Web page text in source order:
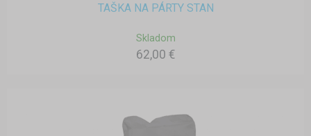
TAŠKA NA PÁRTY STAN
Skladom
62,00 €